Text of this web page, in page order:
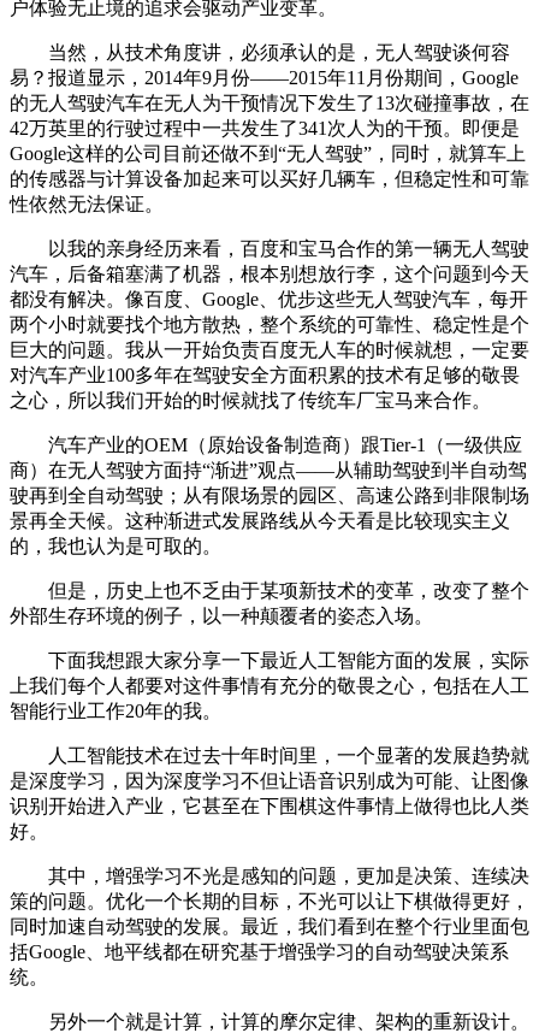
户体验无止境的追求会驱动产业变革。
当然，从技术角度讲，必须承认的是，无人驾驶谈何容
易？报道显示，2014年9月份——2015年11月份期间，Google
的无人驾驶汽车在无人为干预情况下发生了13次碰撞事故，在
42万英里的行驶过程中一共发生了341次人为的干预。即便是
Google这样的公司目前还做不到“无人驾驶”，同时，就算车上
的传感器与计算设备加起来可以买好几辆车，但稳定性和可靠
性依然无法保证。
以我的亲身经历来看，百度和宝马合作的第一辆无人驾驶
汽车，后备箱塞满了机器，根本别想放行李，这个问题到今天
都没有解决。像百度、Google、优步这些无人驾驶汽车，每开
两个小时就要找个地方散热，整个系统的可靠性、稳定性是个
巨大的问题。我从一开始负责百度无人车的时候就想，一定要
对汽车产业100多年在驾驶安全方面积累的技术有足够的敬畏
之心，所以我们开始的时候就找了传统车厂宝马来合作。
汽车产业的OEM（原始设备制造商）跟Tier-1（一级供应
商）在无人驾驶方面持“渐进”观点——从辅助驾驶到半自动驾
驶再到全自动驾驶；从有限场景的园区、高速公路到非限制场
景再全天候。这种渐进式发展路线从今天看是比较现实主义
的，我也认为是可取的。
但是，历史上也不乏由于某项新技术的变革，改变了整个
外部生存环境的例子，以一种颠覆者的姿态入场。
下面我想跟大家分享一下最近人工智能方面的发展，实际
上我们每个人都要对这件事情有充分的敬畏之心，包括在人工
智能行业工作20年的我。
人工智能技术在过去十年时间里，一个显著的发展趋势就
是深度学习，因为深度学习不但让语音识别成为可能、让图像
识别开始进入产业，它甚至在下围棋这件事情上做得也比人类
好。
其中，增强学习不光是感知的问题，更加是决策、连续决
策的问题。优化一个长期的目标，不光可以让下棋做得更好，
同时加速自动驾驶的发展。最近，我们看到在整个行业里面包
括Google、地平线都在研究基于增强学习的自动驾驶决策系
统。
另外一个就是计算，计算的摩尔定律、架构的重新设计。